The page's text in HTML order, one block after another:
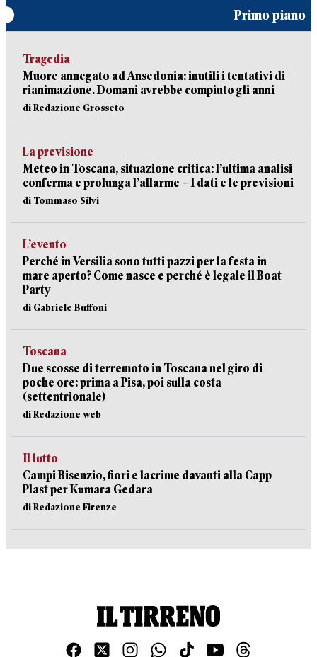
Primo piano
Tragedia
Muore annegato ad Ansedonia: inutili i tentativi di
rianimazione. Domani avrebbe compiuto gli anni
di Redazione Grosseto
La previsione
Meteo in Toscana, situazione critica: l’ultima analisi
conferma e prolunga l’allarme – I dati e le previsioni
di Tommaso Silvi
L’evento
Perché in Versilia sono tutti pazzi per la festa in
mare aperto? Come nasce e perché è legale il Boat
Party
di Gabriele Buffoni
Toscana
Due scosse di terremoto in Toscana nel giro di
poche ore: prima a Pisa, poi sulla costa
(settentrionale)
di Redazione web
Il lutto
Campi Bisenzio, fiori e lacrime davanti alla Capp
Plast per Kumara Gedara
di Redazione Firenze